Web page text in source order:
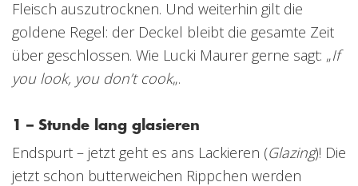
Fleisch auszutrocknen. Und weiterhin gilt die
goldene Regel: der Deckel bleibt die gesamte Zeit
über geschlossen. Wie Lucki Maurer gerne sagt: „If
you look, you don’t cook„.
1 – Stunde lang glasieren
Endspurt – jetzt geht es ans Lackieren (Glazing)! Die
jetzt schon butterweichen Rippchen werden